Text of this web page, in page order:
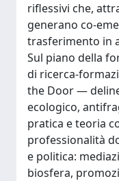
riflessivi che,
generano co-
trasferimento in
Sul piano della
di ricerca-
the Door —
ecologico,
pratica e teoria
professionalità
e politica:
biosfera,